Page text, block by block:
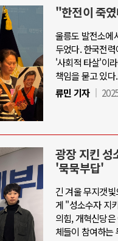
"한전이 죽
울릉도 발전소에
두었다. 한국전
'사회적 타살'이
책임을 묻고 있다.
류민 기자
광장 지킨 성
'묵묵부답'
긴 겨울 무지갯
게 "성소수자 지
의힘, 개혁신당
체들이 참여하는